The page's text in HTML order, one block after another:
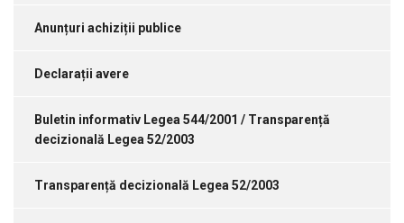
Anunțuri achiziții publice
Declarații avere
Buletin informativ Legea 544/2001 / Transparență
decizională Legea 52/2003
Transparență decizională Legea 52/2003